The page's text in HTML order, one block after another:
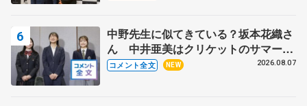
中野先生に似てきている？坂本花織さ
ん 中井亜美はクリケットのサマーキ
ャンプに 島田麻央はたくさん試合に
コメント全文 NEW 2026.08.07